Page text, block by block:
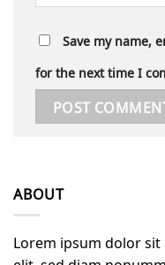
Save my name,
for the next time I
ABOUT
Lorem ipsum dolor